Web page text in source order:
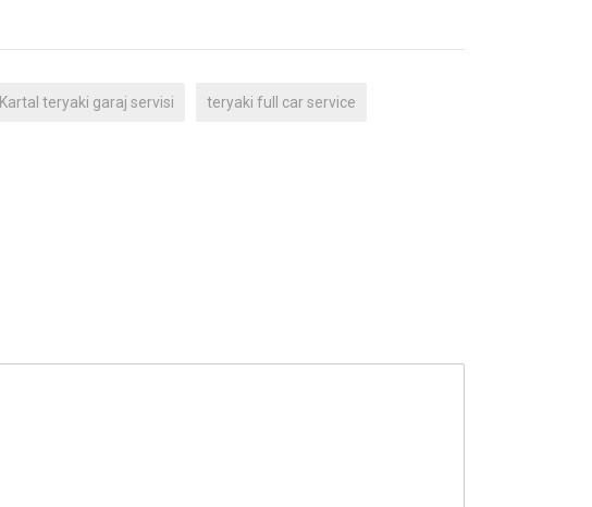
Kartal teryaki garaj servisi teryaki full car service